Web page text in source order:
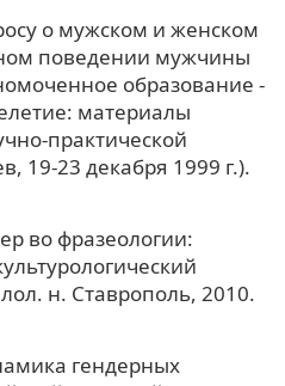
о мужском и женском
поведении мужчины
образование -
материалы
практической
19-23 декабря 1999 г.).
во фразеологии:
н. Ставрополь, 2010.
гендерных